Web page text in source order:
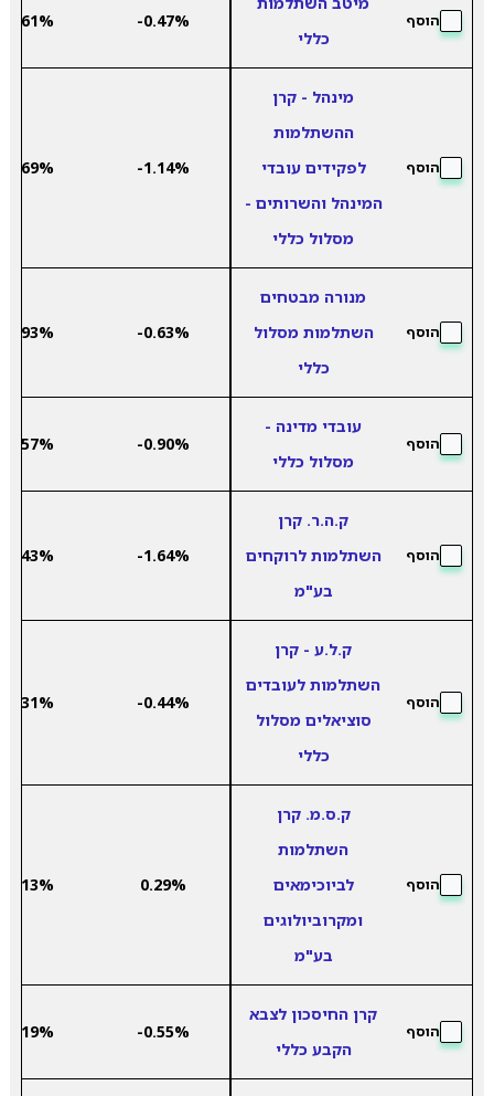
הוסף
כללי
-0.47%
5.61%
הוסף
מינהל - קרן
ההשתלמות
לפקידים עובדי
המינהל והשרותים -
מסלול כללי
-1.14%
5.69%
הוסף
מנורה מבטחים
השתלמות מסלול
כללי
-0.63%
5.93%
הוסף
עובדי מדינה -
מסלול כללי
-0.90%
5.57%
הוסף
ק.ה.ר. קרן
השתלמות לרוקחים
בע"מ
-1.64%
6.43%
הוסף
ק.ל.ע - קרן
השתלמות לעובדים
סוציאלים מסלול
כללי
-0.44%
7.31%
הוסף
ק.ס.מ. קרן
השתלמות
לביוכימאים
ומקרוביולוגים
בע"מ
0.29%
8.13%
הוסף
קרן החיסכון לצבא
הקבע כללי
-0.55%
7.19%